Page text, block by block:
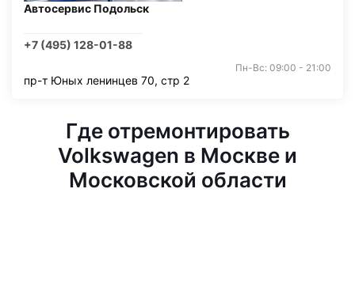
Автосервис Подольск
+7 (495) 128-01-88
Пн-Вс: 09:00 - 21:00
пр-т Юных ленинцев 70, стр 2
Где отремонтировать
Volkswagen в Москве и
Московской области